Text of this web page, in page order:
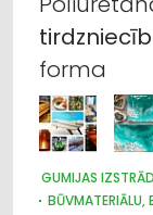
forma
GUMIJAS
BŪVMATERIĀLU,